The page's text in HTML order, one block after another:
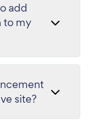
add
to my
site?